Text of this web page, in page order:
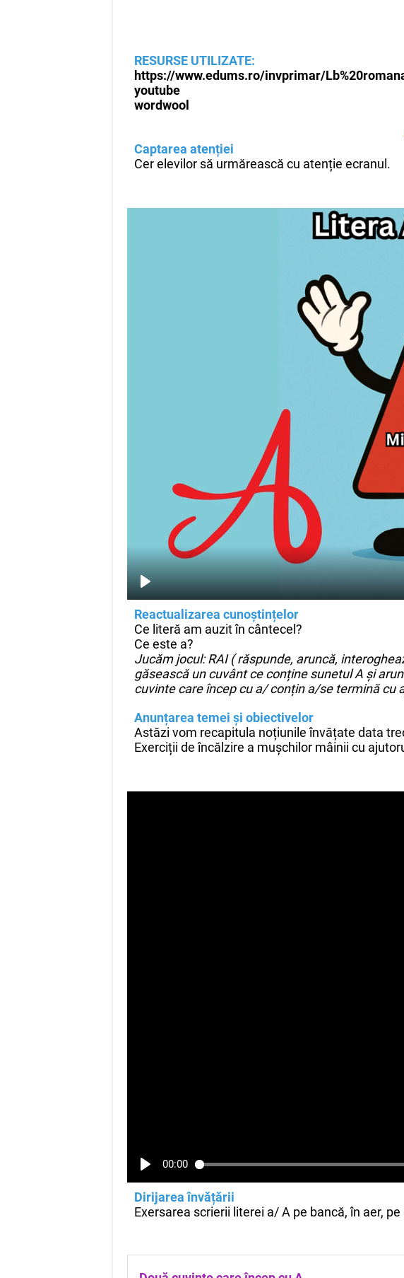
RESURSE UTILIZATE:
https://www.edums.ro/invprimar/
youtube
wordwool
Captarea atenției
Cer elevilor să urmărească cu atenție ecranul.
Reactualizarea cunoștințelor
Ce literă am auzit în cântecel?
Ce este a?
Jucăm jocul: RAI ( răspunde, aruncă,
găsească un cuvânt ce conține sunetul A și
cuvinte care încep cu a/ conțin a/se termină cu
Anunțarea temei și obiectivelor
Astăzi vom recapitula noțiunile învățate data
Exerciții de încălzire a mușchilor mâinii cu
00:00
Dirijarea învățării
Exersarea scrierii literei a/ A pe bancă, în aer, pe